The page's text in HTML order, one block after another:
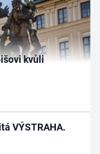
kvůli
VÝSTRAHA.